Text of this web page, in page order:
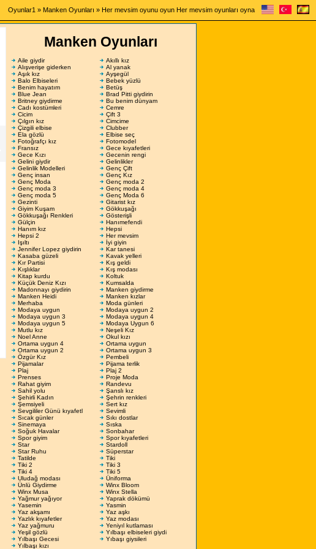
Oyunlar1 » Manken Oyunları » Her mevsim oyunu oyun Her mevsim oyunları oyna
Manken Oyunları
Aile giydir
Akıllı kız
Alışverişe giderken
Al yanak
Aşık kız
Ayşegül
Balo Elbiseleri
Bebek yüzlü
Benim hayatım
Betüş
Blue Jean
Brad Pitti giydirin
Britney giydirme
Bu benim dünyam
Cadı kostümleri
Cemre
Cicim
Çift 3
Çılgın kız
Cimcime
Çizgili elbise
Clubber
Ela gözlü
Elbise seç
Fotoğrafçı kız
Fotomodel
Fransız
Gece kıyafetleri
Gece Kızı
Gecenin rengi
Gelini giydir
Gelinlikler
Gelinlik Modelleri
Genç Çift
Genç insan
Genç Kız
Genç Moda
Genç moda 2
Genç moda 3
Genç moda 4
Genç moda 5
Genç Moda 6
Gezinti
Gitarist kız
Giyim Kuşam
Gökkuşağı
Gökkuşağı Renkleri
Gösterişli
Gülçin
Hanımefendi
Hanım kız
Hepsi
Hepsi 2
Her mevsim
Işıltı
İyi giyin
Jennifer Lopez giydirin
Kar tanesi
Kasaba güzeli
Kavak yelleri
Kır Partisi
Kış geldi
Kışlıklar
Kış modası
Kitap kurdu
Koltuk
Küçük Deniz Kızı
Kumsalda
Madonnayı giydirin
Manken giydirme
Manken Heidi
Manken kızlar
Merhaba
Moda günleri
Modaya uygun
Modaya uygun 2
Modaya uygun 3
Modaya uygun 4
Modaya uygun 5
Modaya Uygun 6
Mutlu kız
Neşeli Kız
Noel Anne
Okul kızı
Ortama uygun 4
Ortama uygun
Ortama uygun 2
Ortama uygun 3
Özgür Kız
Pembeli
Pijamalar
Pijama terlik
Plaj
Plaj 2
Prenses
Proje Moda
Rahat giyim
Randevu
Sahil yolu
Şanslı kız
Şehirli Kadın
Şehrin renkleri
Şemsiyeli
Sert kız
Sevgililer Günü kıyafetl
Sevimli
Sıcak günler
Sıkı dostlar
Sinemaya
Sıska
Soğuk Havalar
Sonbahar
Spor giyim
Spor kıyafetleri
Star
Stardoll
Star Ruhu
Süperstar
Tatilde
Tiki
Tiki 2
Tiki 3
Tiki 4
Tiki 5
Uludağ modası
Üniforma
Ünlü Giydirme
Winx Bloom
Winx Musa
Winx Stella
Yağmur yağıyor
Yaprak dökümü
Yasemin
Yasmin
Yaz akşamı
Yaz aşkı
Yazlık kıyafetler
Yaz modası
Yaz yağmuru
Yeniyıl kutlaması
Yeşil gözlü
Yılbaşı elbiseleri giydi
Yılbaşı Gecesi
Yıbaşı giysileri
Yılbaşı kızı